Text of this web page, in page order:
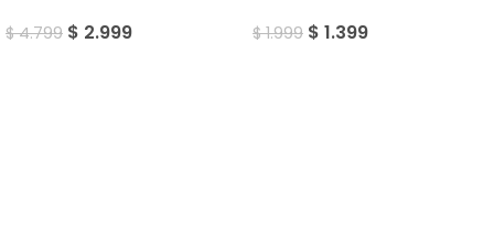
$4.799 $ 2.999 $1.999 $ 1.399